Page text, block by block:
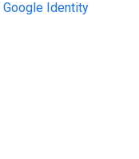
Google Identity